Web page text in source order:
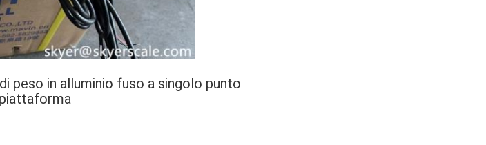
peso in alluminio fuso a singolo punto